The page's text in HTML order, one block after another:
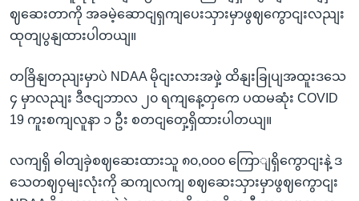
ဈဆေးတာကို အခမဲ့ဆောငျရှကျပေးသှားမှာဖွဈကွောငျးလညျး
ထုတျပွနျထားပါတယျ။
တခြိနျတညျးမှာပဲ NDAA မိုငျးလားအဖှဲ့ ထိနျးခြုပျအထူးဒသေ
၄ မှာလညျး ဒီဇငျဘာလ ၂၀ ရကျနေ့တှကေ ပထမဆုံး COVID
19 ကူးစကျလူနာ ၁ ဦး စတငျတှေ့ရှိထားပါတယျ။
လကျရှိ ဓါတျခှဲစဈဆေးထားသူ ၈၀,၀၀၀ ကြောျရှိကွောငျးနဲ့ ဒ
သေတဈဝှမျးလုံးကို ဆကျလကျ စဈဆေးသှားမှာဖွဈကွောငျး